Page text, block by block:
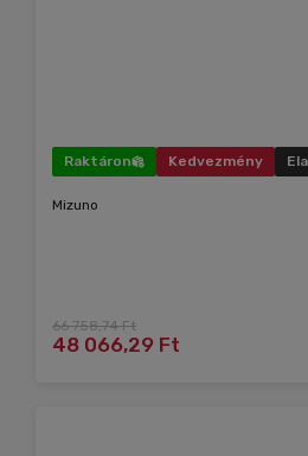
Raktáron Kedvezmény
Mizuno
66 758,74 Ft
48 066,29 Ft